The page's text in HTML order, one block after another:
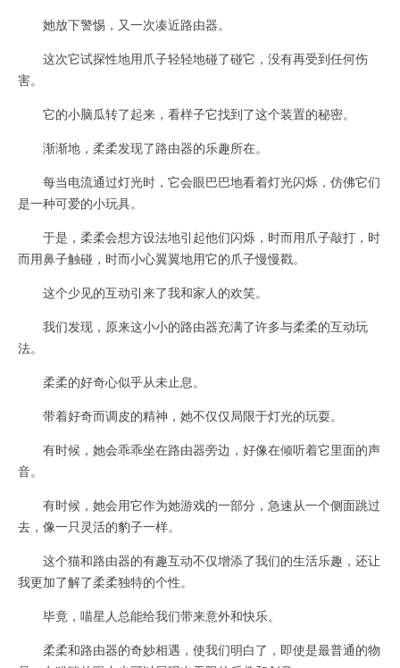
她放下警惕，又一次凑近路由器。
这次它试探性地用爪子轻轻地碰了碰它，没有再受到任何伤
害。
它的小脑瓜转了起来，看样子它找到了这个装置的秘密。
渐渐地，柔柔发现了路由器的乐趣所在。
每当电流通过灯光时，它会眼巴巴地看着灯光闪烁，仿佛它们
是一种可爱的小玩具。
于是，柔柔会想方设法地引起他们闪烁，时而用爪子敲打，时
而用鼻子触碰，时而小心翼翼地用它的爪子慢慢戳。
这个少见的互动引来了我和家人的欢笑。
我们发现，原来这小小的路由器充满了许多与柔柔的互动玩
法。
柔柔的好奇心似乎从未止息。
带着好奇而调皮的精神，她不仅仅局限于灯光的玩耍。
有时候，她会乖乖坐在路由器旁边，好像在倾听着它里面的声
音。
有时候，她会用它作为她游戏的一部分，急速从一个侧面跳过
去，像一只灵活的豹子一样。
这个猫和路由器的有趣互动不仅增添了我们的生活乐趣，还让
我更加了解了柔柔独特的个性。
毕竟，喵星人总能给我们带来意外和快乐。
柔柔和路由器的奇妙相遇，使我们明白了，即使是最普通的物